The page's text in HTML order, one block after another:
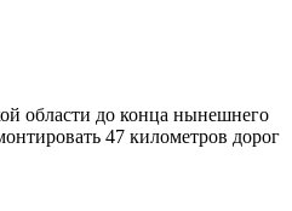
области до конца нынешнего
47 километров дорог